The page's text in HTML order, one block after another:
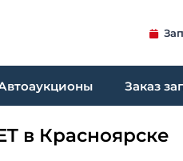
Заказ
в Красноярске